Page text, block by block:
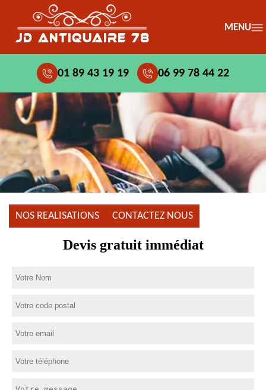
MENU
01 89 43 19 19 06 99 78 44 22
NOS REALISATIONS CONTACTEZ NOUS
Devis gratuit immédiat